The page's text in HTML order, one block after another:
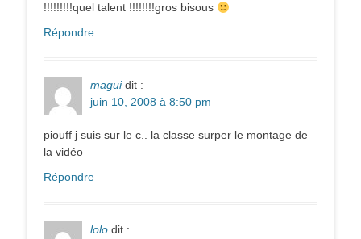
!!!!!!!!!quel talent !!!!!!!!gros bisous
Répondre
magui dit :
juin 10, 2008 à 8:50 pm
piouff j suis sur le c.. la classe surper le montage de
la vidéo
Répondre
lolo dit :